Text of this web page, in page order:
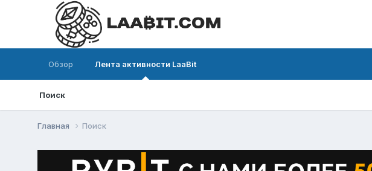
Обзор Лента активности LaaBit
Поиск
Главная Поиск